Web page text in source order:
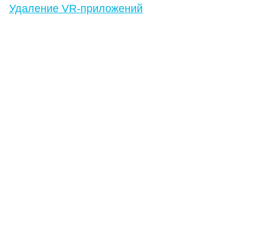
Удаление VR-приложений